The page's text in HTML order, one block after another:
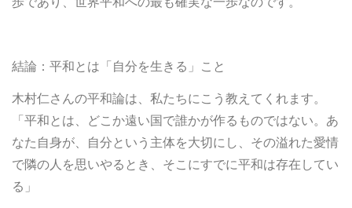
結論：平和とは「自分を生きる」こと
木村仁さんの平和論は、私たちにこう教えてくれます。
「平和とは、どこか遠い国で誰かが作るものではない。あ
なた自身が、自分という主体を大切にし、その溢れた愛情
で隣の人を思いやるとき、そこにすでに平和は存在してい
る」